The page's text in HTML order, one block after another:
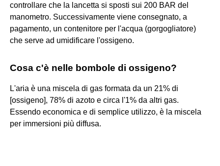
controllare che la lancetta si sposti sui 200 BAR del
manometro. Successivamente viene consegnato, a
pagamento, un contenitore per l'acqua (gorgogliatore)
che serve ad umidificare l'ossigeno.
Cosa c'è nelle bombole di ossigeno?
L'aria è una miscela di gas formata da un 21% di
[ossigeno], 78% di azoto e circa l'1% da altri gas.
Essendo economica e di semplice utilizzo, è la miscela
per immersioni più diffusa.